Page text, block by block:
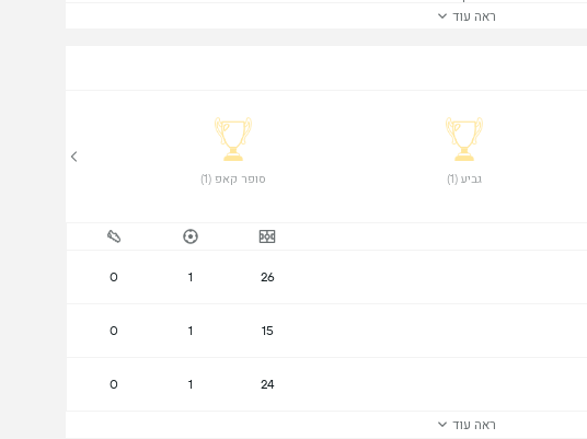
ראה עוד
גביע (1) סופר קאפ (1)
26
1
0
15
1
0
24
1
0
ראה עוד